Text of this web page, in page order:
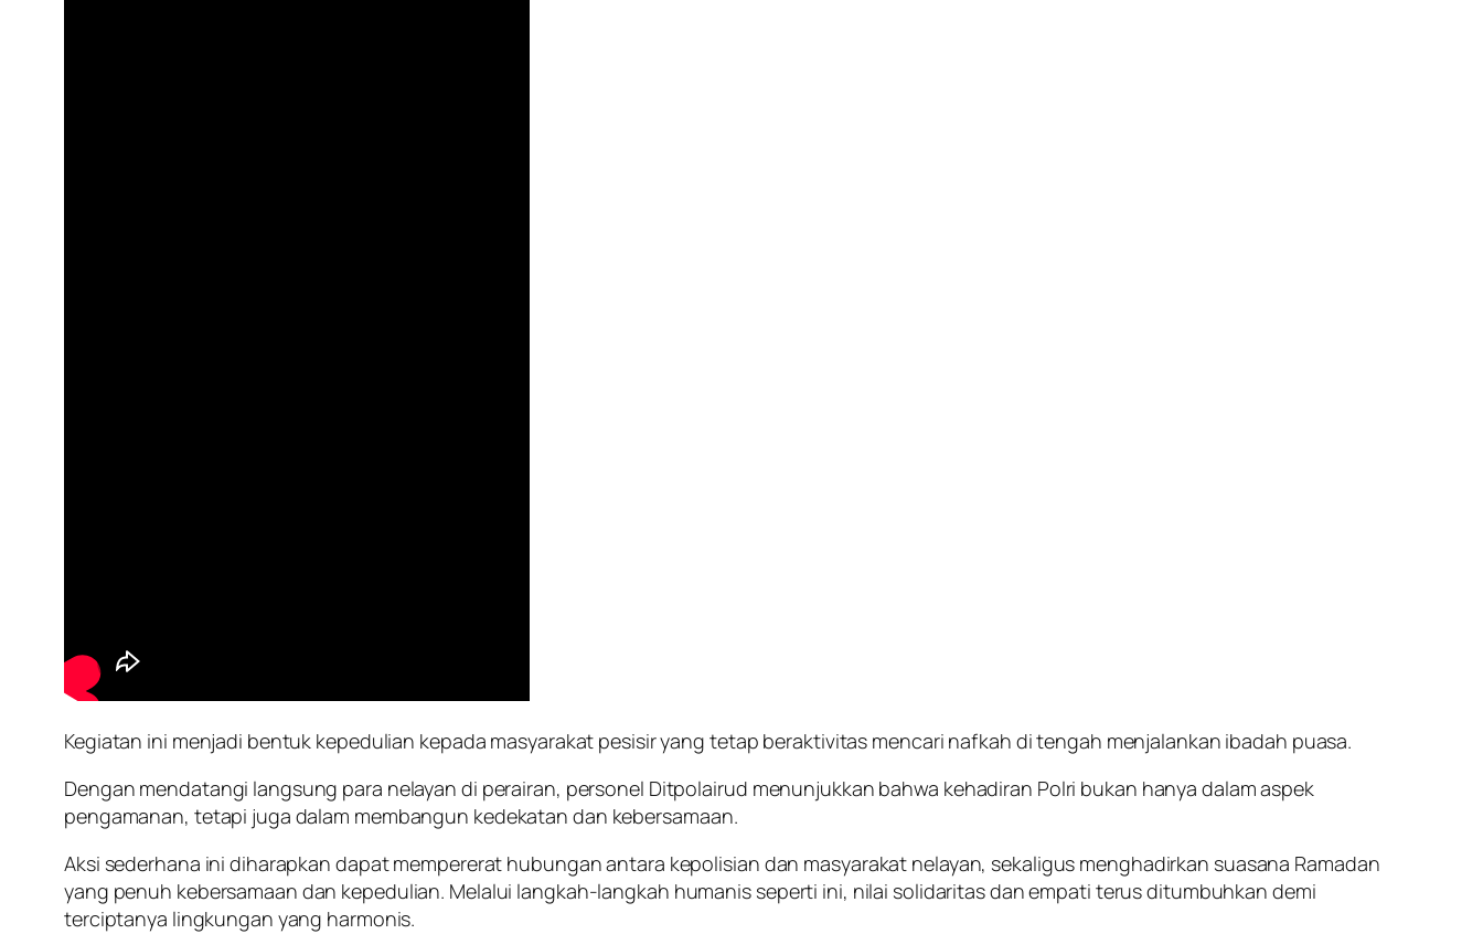
Kegiatan ini menjadi bentuk kepedulian kepada masyarakat pesisir yang tetap beraktivitas mencari nafkah di tengah menjalankan ibadah puasa.
Dengan mendatangi langsung para nelayan di perairan, personel Ditpolairud menunjukkan bahwa kehadiran Polri bukan hanya dalam aspek
pengamanan, tetapi juga dalam membangun kedekatan dan kebersamaan.
Aksi sederhana ini diharapkan dapat mempererat hubungan antara kepolisian dan masyarakat nelayan, sekaligus menghadirkan suasana Ramadan
yang penuh kebersamaan dan kepedulian. Melalui langkah-langkah humanis seperti ini, nilai solidaritas dan empati terus ditumbuhkan demi
terciptanya lingkungan yang harmonis.